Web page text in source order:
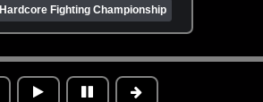
Hardcore Fighting Championship